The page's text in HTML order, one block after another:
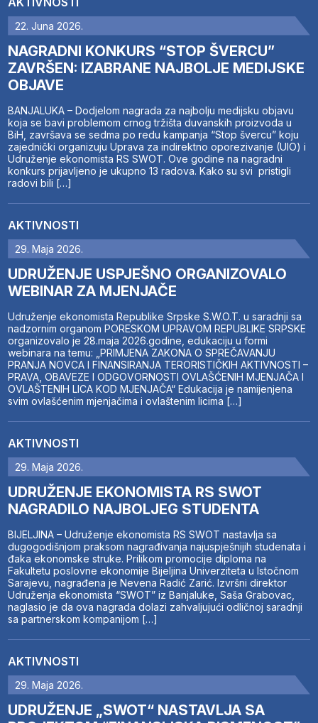
22. Juna 2026.
NAGRADNI KONKURS “STOP ŠVERCU”
ZAVRŠEN: IZABRANE NAJBOLJE MEDIJSKE
OBJAVE
BANJALUKA – Dodjelom nagrada za najbolju medijsku objavu
koja se bavi problemom crnog tržišta duvanskih proizvoda u
BiH, završava se sedma po redu kampanja “Stop švercu” koju
zajednički organizuju Uprava za indirektno oporezivanje (UIO) i
Udruženje ekonomista RS SWOT. Ove godine na nagradni
konkurs prijavljeno je ukupno 13 radova. Kako su svi pristigli
radovi bili […]
AKTIVNOSTI
29. Maja 2026.
UDRUŽENJE USPJEŠNO ORGANIZOVALO
WEBINAR ZA MJENJAČE
Udruženje ekonomista Republike Srpske S.W.O.T. u saradnji sa
nadzornim organom PORESKOM UPRAVOM REPUBLIKE SRPSKE
organizovalo je 28.maja 2026.godine, edukaciju u formi
webinara na temu: „PRIMJENA ZAKONA O SPREČAVANJU
PRANJA NOVCA I FINANSIRANJA TERORISTIČKIH AKTIVNOSTI –
PRAVA, OBAVEZE I ODGOVORNOSTI OVLAŠĆENIH MJENJAČA I
OVLAŠTENIH LICA KOD MJENJAČA“ Edukacija je namijenjena
svim ovlašćenim mjenjačima i ovlaštenim licima […]
AKTIVNOSTI
29. Maja 2026.
UDRUŽENJE EKONOMISTA RS SWOT
NAGRADILO NAJBOLJEG STUDENTA
BIJELJINA – Udruženje ekonomista RS SWOT nastavlja sa
dugogodišnjom praksom nagrađivanja najuspješnijih studenata i
đaka ekonomske struke. Prilikom promocije diploma na
Fakultetu poslovne ekonomije Bijeljina Univerziteta u Istočnom
Sarajevu, nagrađena je Nevena Radić Zarić. Izvršni direktor
Udruženja ekonomista “SWOT” iz Banjaluke, Saša Grabovac,
naglasio je da ova nagrada dolazi zahvaljujući odličnoj saradnji
sa partnerskom kompanijom […]
AKTIVNOSTI
29. Maja 2026.
UDRUŽENJE „SWOT“ NASTAVLJA SA